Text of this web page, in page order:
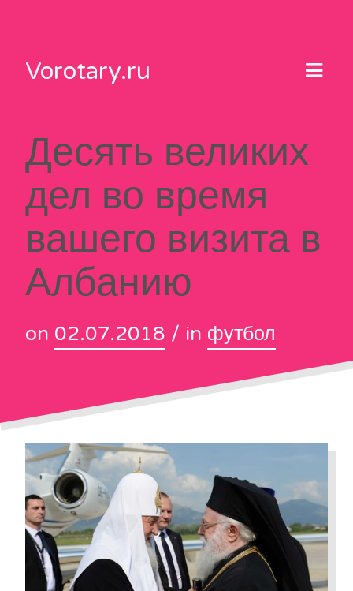
contentVorotary.ru
Десять великих
дел во время
вашего визита в
Албанию
on 02.07.2018 / in футбол